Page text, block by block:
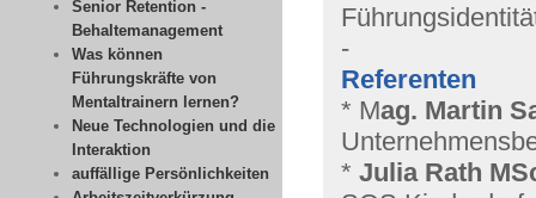
Senior Retention -
Behaltemanagement
Was können
Führungskräfte von
Mentaltrainern lernen?
Neue Technologien und die
Interaktion
auffällige Persönlichkeiten
-
Referenten
* Mag. Martin
* Julia Rath